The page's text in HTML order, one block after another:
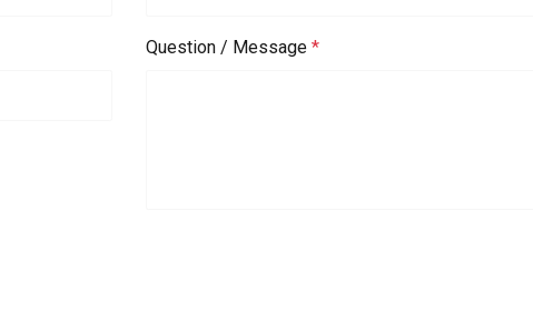
Question / Message
qui peuvent les combiner avec d"autres informations que vous